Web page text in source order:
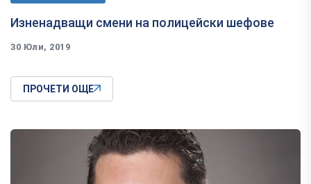
Изненадващи смени на полицейски шефове
30 Юли, 2019
ПРОЧЕТИ ОЩЕ